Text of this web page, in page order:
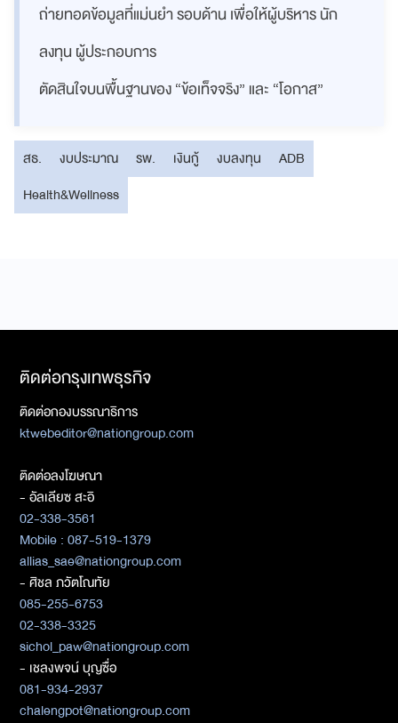
ถ่ายทอดข้อมูลที่แม่นยำ รอบด้าน เพื่อให้ผู้บริหาร นัก
ลงทุน ผู้ประกอบการ
ตัดสินใจบนพื้นฐานของ “ข้อเท็จจริง” และ “โอกาส”
สธ. งบประมาณ รพ. เงินกู้ งบลงทุน
ADB
Health&Wellness
ติดต่อกรุงเทพธุรกิจ
ติดต่อกองบรรณาธิการ
ktwebeditor@nationgroup.com
ติดต่อลงโฆษณา
- อัลเลียซ สะอิ
02-338-3561
Mobile : 087-519-1379
allias_sae@nationgroup.com
- ศิชล ภวัตโณทัย
085-255-6753
02-338-3325
sichol_paw@nationgroup.com
- เชลงพจน์ บุญซื่อ
081-934-2937
chalengpot@nationgroup.com